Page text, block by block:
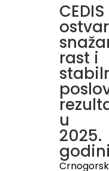
CEDIS
rast i
u
2025.
godini